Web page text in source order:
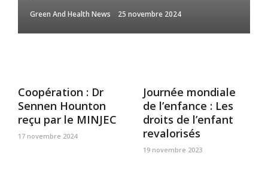
Green And Health News 25 novembre 2024
Coopération : Dr
Sennen Hounton
reçu par le MINJEC
17 novembre 2024
Journée mondiale
de l’enfance : Les
droits de l’enfant
revalorisés
19 novembre 2023